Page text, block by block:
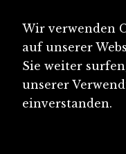
Wir verwenden
auf unserer
Sie weiter
unserer
einverstanden.